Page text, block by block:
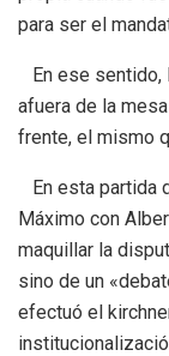
para ser el
En ese sentido,
afuera de la
frente, el mismo
En esta partida
Máximo con
maquillar la
sino de un
efectuó el